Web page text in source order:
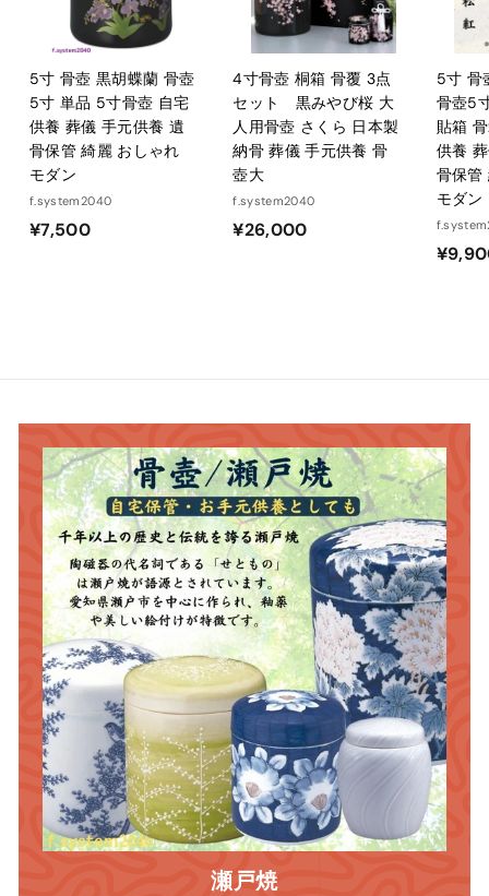
5寸 骨壺 黒胡蝶蘭 骨壺
5寸 単品 5寸骨壺 自宅
供養 葬儀 手元供養 遺
骨保管 綺麗 おしゃれ
モダン
f.system2040
¥7,500¥
4寸骨壺 桐箱 骨覆 3点
セット 黒みやび桜 大
人用骨壺 さくら 日本製
納骨 葬儀 手元供養 骨
壺大
f.system2040
¥26,000¥
5寸
骨壺5
貼箱
供養
骨保管
モダン
瀬戸焼